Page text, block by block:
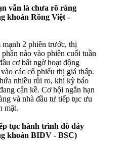
vẫn là chưa rõ ràng
khoán Rồng Việt -
mạnh 2 phiên trước, thị
nào vào phiên cuối tuần
cơ bất ngờ hoạt động
các cổ phiếu thị giá thấp.
nhiều rủi ro, khi kỳ báo
cận kề. Cơ hội ngắn hạn
và nhà đầu tư tiếp tục ưu
mặt.
tục hành trình dò đáy
khoán BIDV - BSC)